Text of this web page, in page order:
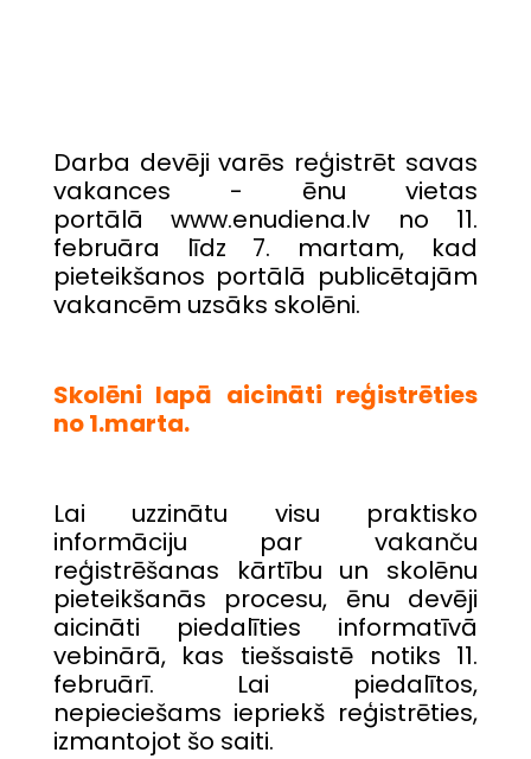
Darba devēji varēs reģistrēt savas
vakances - ēnu vietas
portālāwww.enudiena.lv no 11.
februāra līdz 7. martam, kad
pieteikšanos portālā publicētajām
vakancēm uzsāks skolēni.
Skolēni lapā aicināti reģistrēties
no 1.marta.
Lai uzzinātu visu praktisko
informāciju par vakanču
reģistrēšanas kārtību un skolēnu
pieteikšanās procesu, ēnu devēji
aicināti piedalīties informatīvā
vebinārā, kas tiešsaistē notiks 11.
februārī. Lai piedalītos,
nepieciešams iepriekš reģistrēties,
izmantojot šo saiti.